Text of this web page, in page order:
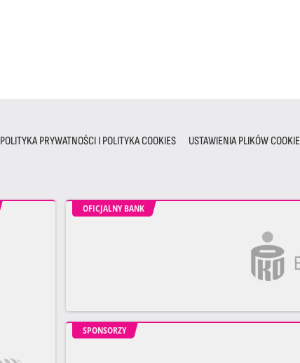
POLITYKA PRYWATNOŚCI I POLITYKA COOKIES USTAWIENIA PLIKÓW COOKIE
OFICJALNY BANK
SPONSORZY